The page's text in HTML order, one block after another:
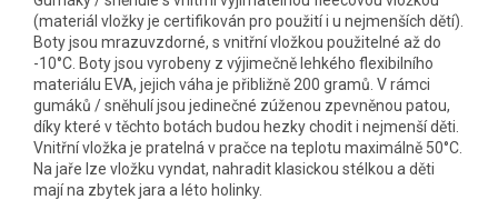
(materiál vložky je certifikován pro použití i u nejmenších dětí).
Boty jsou mrazuvzdorné, s vnitřní vložkou použitelné až do
-10°C. Boty jsou vyrobeny z výjimečně lehkého flexibilního
materiálu EVA, jejich váha je přibližně 200 gramů. V rámci
gumáků / sněhulí jsou jedinečné zúženou zpevněnou patou,
díky které v těchto botách budou hezky chodit i nejmenší děti.
Vnitřní vložka je pratelná v pračce na teplotu maximálně 50°C.
Na jaře lze vložku vyndat, nahradit klasickou stélkou a děti
mají na zbytek jara a léto holinky.